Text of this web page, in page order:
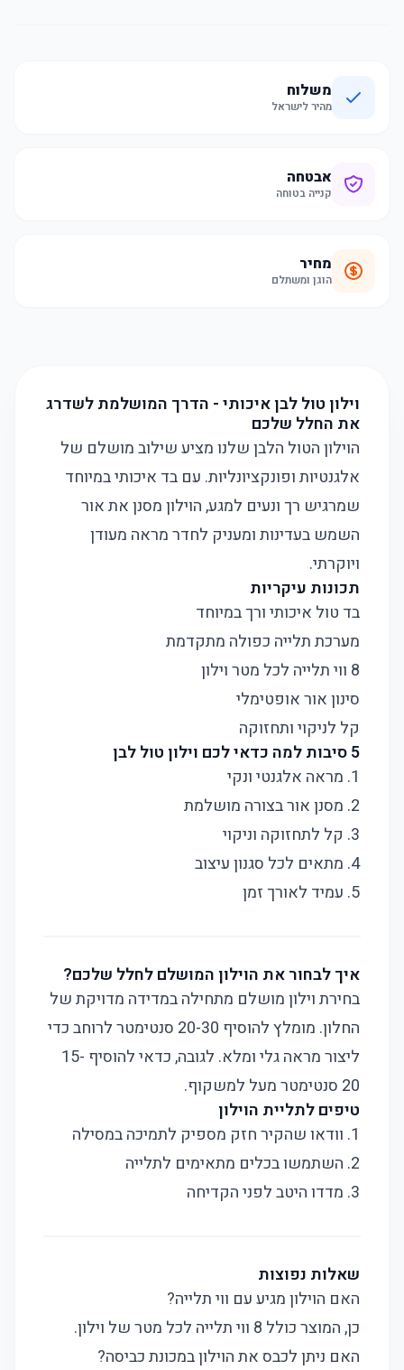
משלוח
מהיר לישראל
אבטחה
קנייה בטוחה
מחיר
הוגן ומשתלם
וילון טול לבן איכותי - הדרך המושלמת לשדרג
את החלל שלכם
הוילון הטול הלבן שלנו מציע שילוב מושלם של
אלגנטיות ופונקציונליות. עם בד איכותי במיוחד
שמרגיש רך ונעים למגע, הוילון מסנן את אור
השמש בעדינות ומעניק לחדר מראה מעודן
ויוקרתי.
תכונות עיקריות
בד טול איכותי ורך במיוחד
מערכת תלייה כפולה מתקדמת
8 ווי תלייה לכל מטר וילון
סינון אור אופטימלי
קל לניקוי ותחזוקה
5 סיבות למה כדאי לכם וילון טול לבן
1. מראה אלגנטי ונקי
2. מסנן אור בצורה מושלמת
3. קל לתחזוקה וניקוי
4. מתאים לכל סגנון עיצוב
5. עמיד לאורך זמן
איך לבחור את הוילון המושלם לחלל שלכם?
בחירת וילון מושלם מתחילה במדידה מדויקת של
החלון. מומלץ להוסיף 20-30 סנטימטר לרוחב כדי
ליצור מראה גלי ומלא. לגובה, כדאי להוסיף 15-
20 סנטימטר מעל למשקוף.
טיפים לתליית הוילון
1. וודאו שהקיר חזק מספיק לתמיכה במסילה
2. השתמשו בכלים מתאימים לתלייה
3. מדדו היטב לפני הקדיחה
שאלות נפוצות
האם הוילון מגיע עם ווי תלייה?
כן, המוצר כולל 8 ווי תלייה לכל מטר של וילון.
האם ניתן לכבס את הוילון במכונת כביסה?